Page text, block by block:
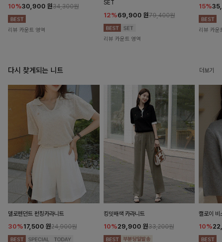
10%30,900 원34,300원
리뷰 카운트 영역
SET
12%69,900 원79,400원
리뷰 카운트 영역
15%
리뷰 카운
다시 찾게되는 니트 더보기
델로펜던트 펀칭카라니트
30%17,500 원24,900원
킹밋배색 카라니트
10%29,900 원33,200원
캘로이 비
10%